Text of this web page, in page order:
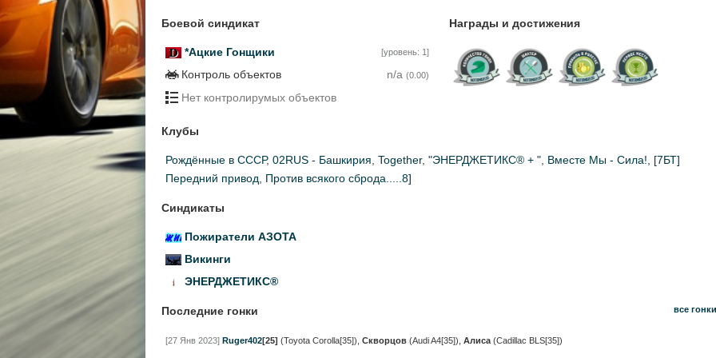
Боевой синдикат
*Ацкие Гонщики [уровень: 1]
Контроль объектов n/a (0.00)
Нет контролирумых объектов
Награды и достижения
Клубы
Рождённые в СССР, 02RUS - Башкирия Together, "ЭНЕРДЖЕТИКС® + " Вместе Мы - Сила!
[7БТ]
Передний привод
Против всякого сброда.....8]
Синдикаты
Пожиратели АЗОТА
Викинги
ЭНЕРДЖЕТИКС®
Последние гонки все гонки
[27 Янв 2023] Ruger402[25] (Toyota Corolla[35]) Скворцов (Audi A4[35]) Алиса (Cadillac BLS[35])